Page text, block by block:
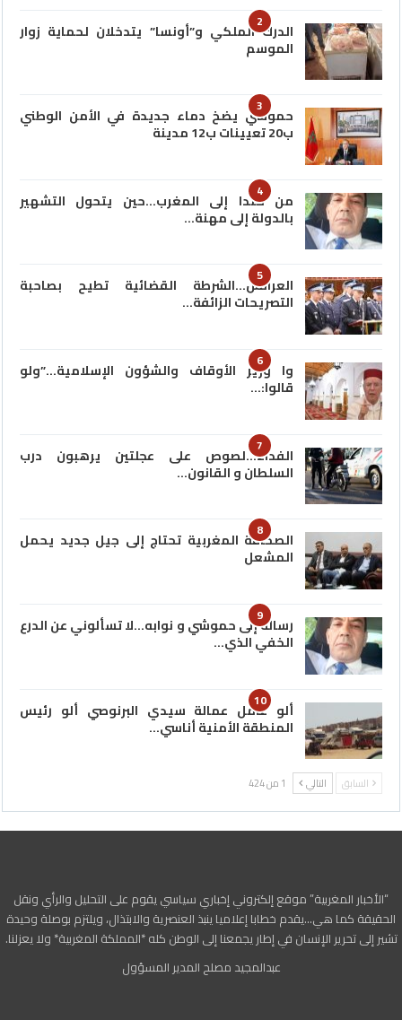
2
الدرك الملكي و”أونسا” يتدخلان لحماية زوار
الموسم
3
حموشي يضخ دماء جديدة في الأمن الوطني
ب20 تعيينات ب12 مدينة
4
من كندا إلى المغرب…حين يتحول التشهير
بالدولة إلى مهنة…
5
العرائش…الشرطة القضائية تطيح بصاحبة
التصريحات الزائفة…
6
وا وزير الأوقاف والشؤون الإسلامية…”ولو
قالوا:…
7
الفداء…لصوص على عجلتين يرهبون درب
السلطان و القانون…
8
الصحافة المغربية تحتاج إلى جيل جديد يحمل
المشعل
9
رسالة إلى حموشي و نوابه…لا تسألوني عن الدرع
الخفي الذي…
10
ألو عامل عمالة سيدي البرنوصي ألو رئيس
المنطقة الأمنية أناسي…
السابق التالي 1 من 424
“الأخبار المغربية” موقع إلكتروني إخباري سياسي يقوم على التحليل والرأي ونقل
الحقيقة كما هي…يقدم خطابا إعلاميا ينبذ العنصرية والابتذال، ويلتزم بوصلة وحيدة
تشير إلى تحرير الإنسان في إطار يجمعنا إلى الوطن كله *المملكة المغربية* ولا يعزلنا.
عبدالمجيد مصلح المدير المسؤول